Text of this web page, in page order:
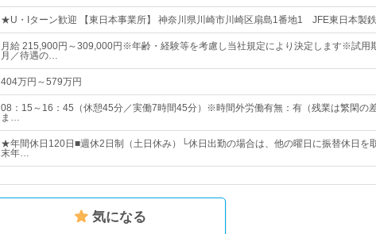
★U・Iターン歓迎 【東日本事業所】 神奈川県川崎市川崎区扇島1番地1 JFE東日本製
月給 215,900円～309,000円※年齢・経験等を考慮し当社規定により決定します※試用
月／待遇の…
404万円～579万円
08：15～16：45（休憩45分／実働7時間45分）※時間外労働有無：有（残業は繁閑の
ま…
★年間休日120日■週休2日制（土日休み）└休日出勤の場合は、他の曜日に振替休日を
末年…
気になる